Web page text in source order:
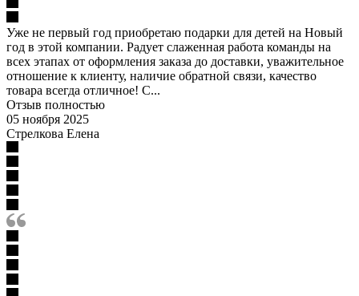
Уже не первый год приобретаю подарки для детей на Новый
год в этой компании. Радует слаженная работа команды на
всех этапах от оформления заказа до доставки, уважительное
отношение к клиенту, наличие обратной связи, качество
товара всегда отличное! С...
Отзыв полностью
05 ноября 2025
Стрелкова Елена